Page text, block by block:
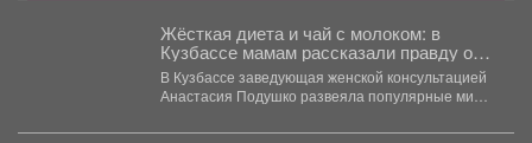
Жёсткая диета и чай с молоком: в
Кузбассе мамам рассказали правду о
грудном вскармливании
В Кузбассе заведующая женской консультацией
Анастасия Подушко развеяла популярные мифы